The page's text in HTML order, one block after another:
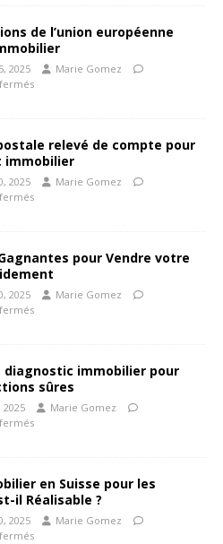
de l’union européenne
2025
Marie Gomez
relevé de compte pour
immobilier
2025
Marie Gomez
pour Vendre votre
2025
Marie Gomez
diagnostic immobilier pour
sûres
Marie Gomez
en Suisse pour les
il Réalisable ?
2025
Marie Gomez